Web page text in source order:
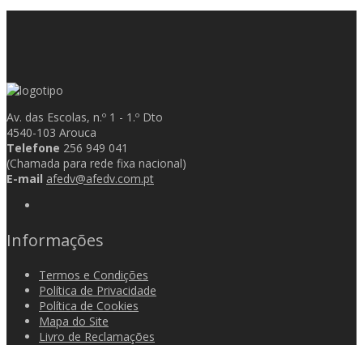
Av. das Escolas, n.º 1 - 1.º Dto
4540-103 Arouca
Telefone 256 949 041
(Chamada para rede fixa nacional)
E-mail afedv@afedv.com.pt
Informações
Termos e Condições
Política de Privacidade
Política de Cookies
Mapa do Site
Livro de Reclamações